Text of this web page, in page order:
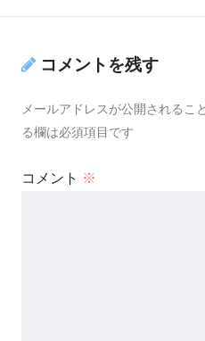
コメントを残す
メールアドレスが公開されるこ
る欄は必須項目です
コメント ※